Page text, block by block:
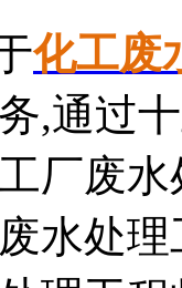
化工废
,通过
厂废
水处